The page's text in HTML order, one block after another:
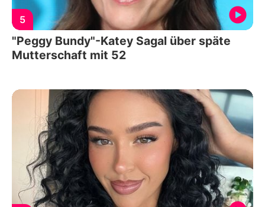
5
"Peggy Bundy"-Katey Sagal über späte
Mutterschaft mit 52